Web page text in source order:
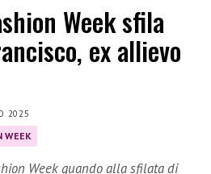
Week sfila
ex allievo
2025
WEEK
Week quando alla sfilata di